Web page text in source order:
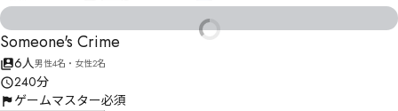
Someone's Crime
6人男性4名・女性2名
240分
ゲームマスター必須